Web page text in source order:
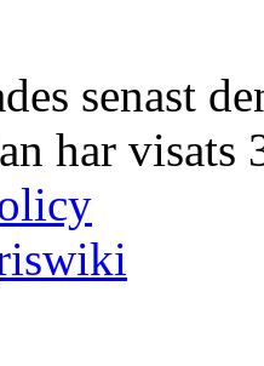
senast
har visats